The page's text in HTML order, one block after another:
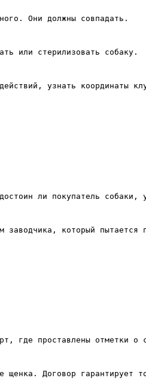
Они должны совпадать.
или стерилизовать собаку.
узнать координаты
ли покупатель
который
где проставлены отметки
щенка. Договор